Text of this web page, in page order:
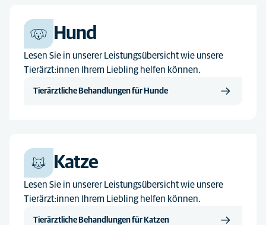
Hund
Lesen Sie in unserer Leistungsübersicht wie unsere
Tierärzt:innen Ihrem Liebling helfen können.
Tierärztliche Behandlungen für Hunde
Katze
Lesen Sie in unserer Leistungsübersicht wie unsere
Tierärzt:innen Ihrem Liebling helfen können.
Tierärztliche Behandlungen für Katzen